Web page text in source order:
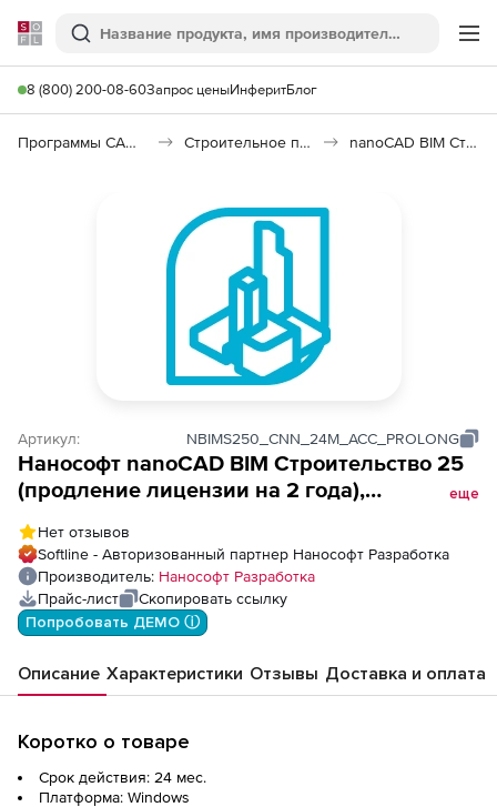
Softline
Поиск
8 (800) 200-08-60Запрос ценыИнферитБлог
Программы САПР и ГИС Строительное программное обеспечение nanoCAD BIM Строительство
Артикул: NBIMS250_CNN_24M_ACC_PROLONG
Нанософт nanoCAD BIM Строительство 25
(продление лицензии на 2 года),
лицензия (серверная часть) на 2 года
еще
Нет отзывов
Softline - Авторизованный партнер Нанософт Разработка
Производитель: Нанософт Разработка
Прайс-лист
Скопировать ссылку
Попробовать ДЕМО ⓘ
Описание Характеристики Отзывы Доставка и оплата
Коротко о товаре
Срок действия: 24 мес.
Платформа: Windows